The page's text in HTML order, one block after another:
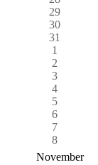
29
30
31
1
2
3
4
5
6
7
8
November